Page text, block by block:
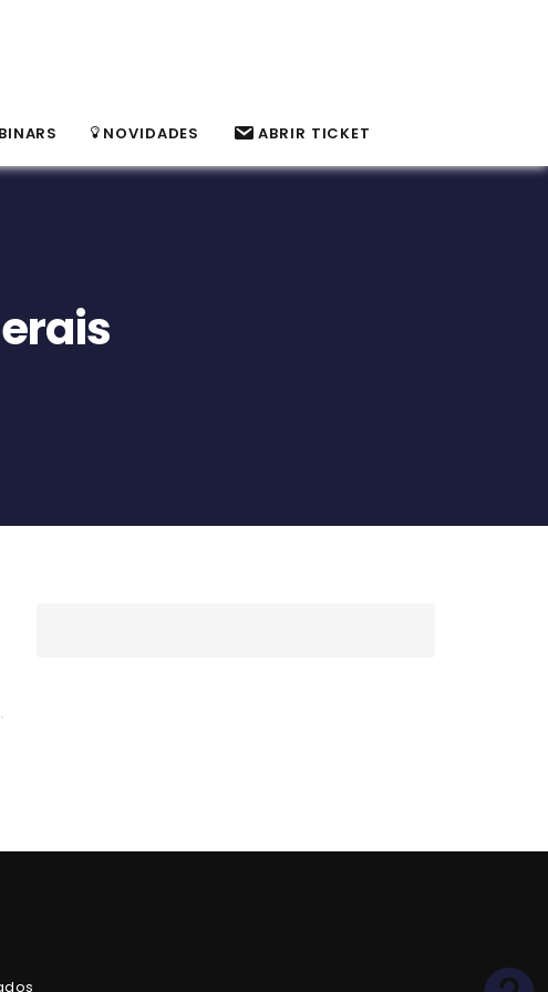
NOVIDADES ABRIR TICKET